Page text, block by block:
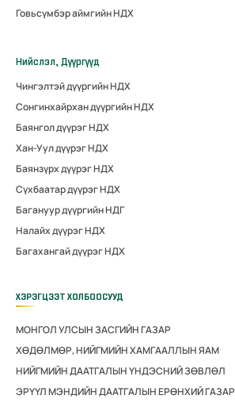
Говьсүмбэр аймгийн НДХ
Нийслэл, Дүүргүүд
Чингэлтэй дүүргийн НДХ
Сонгинхайрхан дүүргийн НДХ
Баянгол дүүрэг НДХ
Хан-Уул дүүрэг НДХ
Баянзүрх дүүрэг НДХ
Сүхбаатар дүүрэг НДХ
Багануур дүүргийн НДГ
Налайх дүүрэг НДХ
Багахангай дүүрэг НДХ
ХЭРЭГЦЭЭТ ХОЛБООСУУД
МОНГОЛ УЛСЫН ЗАСГИЙН ГАЗАР
ХӨДӨЛМӨР, НИЙГМИЙН ХАМГААЛЛЫН ЯАМ
НИЙГМИЙН ДААТГАЛЫН ҮНДЭСНИЙ ЗӨВЛӨЛ
ЭРҮҮЛ МЭНДИЙН ДААТГАЛЫН ЕРӨНХИЙ ГАЗАР